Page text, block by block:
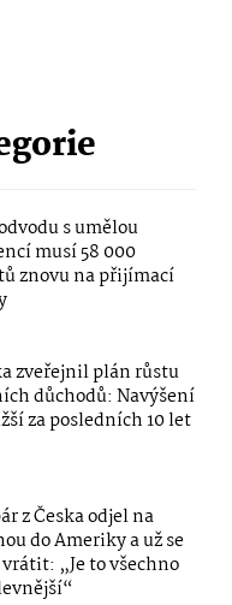
s umělou
musí 58 000
znovu na přijímací
zveřejnil plán růstu
důchodů: Navýšení
za posledních 10 let
z Česka odjel na
do Ameriky a už se
„Je to všechno